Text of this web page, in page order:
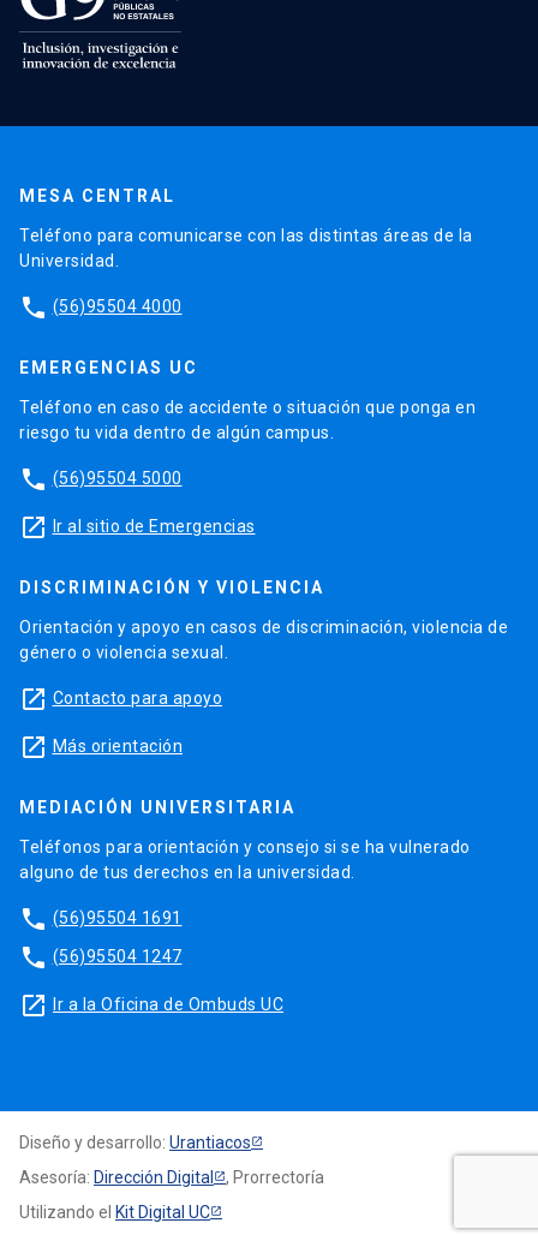
MESA CENTRAL
Teléfono para comunicarse con las distintas áreas de la
Universidad.
phone (56)95504 4000
EMERGENCIAS UC
Teléfono en caso de accidente o situación que ponga en
riesgo tu vida dentro de algún campus.
phone (56)95504 5000
launch Ir al sitio de Emergencias
DISCRIMINACIÓN Y VIOLENCIA
Orientación y apoyo en casos de discriminación, violencia de
género o violencia sexual.
launch Contacto para apoyo
launch Más orientación
MEDIACIÓN UNIVERSITARIA
Teléfonos para orientación y consejo si se ha vulnerado
alguno de tus derechos en la universidad.
phone (56)95504 1691
phone (56)95504 1247
launch Ir a la Oficina de Ombuds UC
Diseño y desarrollo: Urantiacos
Asesoría: Dirección Digital
, Prorrectoría
Utilizando el Kit Digital UC